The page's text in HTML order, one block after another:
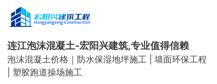
连江泡沫混凝土-宏阳兴建筑,专业值得信赖
泡沫混凝土价格｜防水保湿地坪施工 | 墙面环保工程
| 塑胶跑道操场施工